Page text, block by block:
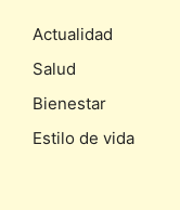
Actualidad
Salud
Bienestar
Estilo de vida